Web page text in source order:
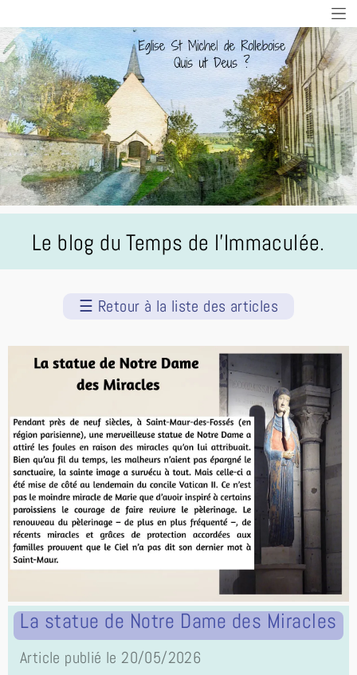
Le blog du Temps de l'Immaculée.
☰ Retour à la liste des articles
La statue de Notre Dame des Miracles
Article publié le 20/05/2026